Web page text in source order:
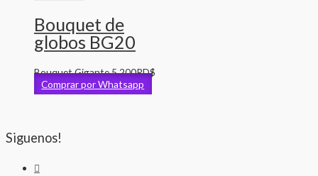
Bouquet de
globos BG20
Bouquet Gigante5,200RD$
Comprar por Whatsapp
Siguenos!